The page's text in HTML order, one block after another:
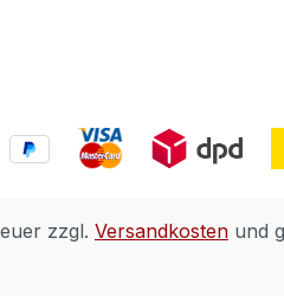
zzgl. Versandkosten und